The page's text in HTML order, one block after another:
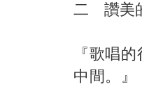
二 讚美
『歌唱
中間。』